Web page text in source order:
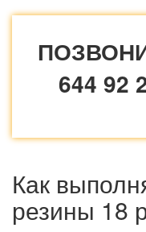
644 92
Как
резины 18